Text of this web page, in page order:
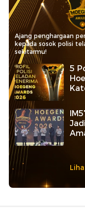
Ajang penghargaan
kepada sosok polisi
sekitarmu!
5